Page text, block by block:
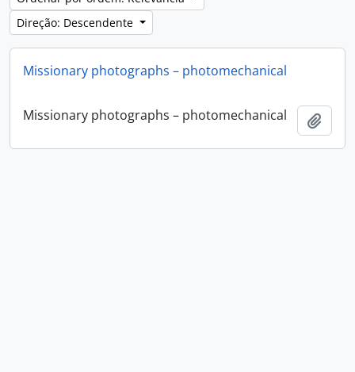
Direção: Descendente
Missionary photographs – photomechanical
Missionary photographs – photomechanical